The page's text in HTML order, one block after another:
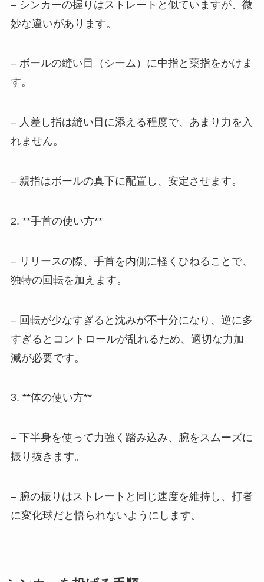
– シンカーの握りはストレートと似ていますが、微
妙な違いがあります。
– ボールの縫い目（シーム）に中指と薬指をかけま
す。
– 人差し指は縫い目に添える程度で、あまり力を入
れません。
– 親指はボールの真下に配置し、安定させます。
2. **手首の使い方**
– リリースの際、手首を内側に軽くひねることで、
独特の回転を加えます。
– 回転が少なすぎると沈みが不十分になり、逆に多
すぎるとコントロールが乱れるため、適切な力加
減が必要です。
3. **体の使い方**
– 下半身を使って力強く踏み込み、腕をスムーズに
振り抜きます。
– 腕の振りはストレートと同じ速度を維持し、打者
に変化球だと悟られないようにします。